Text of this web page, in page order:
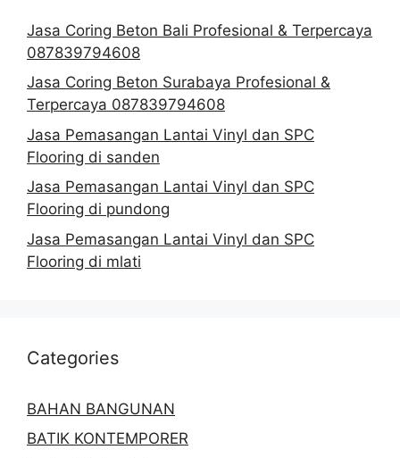
Jasa Coring Beton Bali Profesional & Terpercaya
087839794608
Jasa Coring Beton Surabaya Profesional &
Terpercaya 087839794608
Jasa Pemasangan Lantai Vinyl dan SPC
Flooring di sanden
Jasa Pemasangan Lantai Vinyl dan SPC
Flooring di pundong
Jasa Pemasangan Lantai Vinyl dan SPC
Flooring di mlati
Categories
BAHAN BANGUNAN
BATIK KONTEMPORER